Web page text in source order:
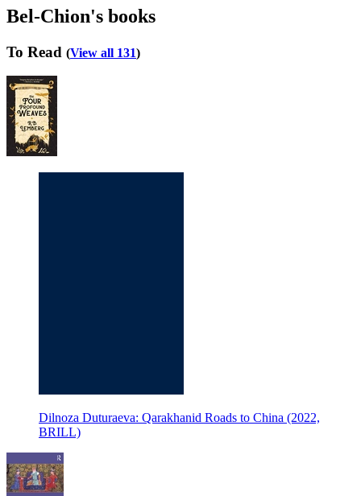
Bel-Chion's books
To Read (View all 131)
Dilnoza Duturaeva: Qarakhanid Roads to China (2022,
BRILL)